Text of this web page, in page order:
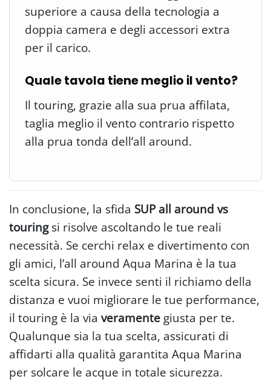
superiore a causa della tecnologia a
doppia camera e degli accessori extra
per il carico.
Quale tavola tiene meglio il vento?
Il touring, grazie alla sua prua affilata,
taglia meglio il vento contrario rispetto
alla prua tonda dell’all around.
In conclusione, la sfida SUP all around vs
touringsi risolve ascoltando le tue reali
necessità. Se cerchi relax e divertimento con
gli amici, l’all around Aqua Marina è la tua
scelta sicura. Se invece senti il richiamo della
distanza e vuoi migliorare le tue performance,
il touring è la via veramente giusta per te.
Qualunque sia la tua scelta, assicurati di
affidarti alla qualità garantita Aqua Marina
per solcare le acque in totale sicurezza.